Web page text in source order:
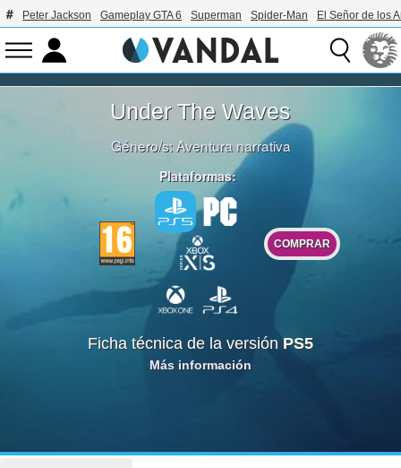
Peter Jackson Gameplay GTA 6 Superman Spider-Man El Señor de los
Under The Waves
Género/s: Aventura narrativa
Plataformas:
COMPRAR
Ficha técnica de la versión PS5
Más información